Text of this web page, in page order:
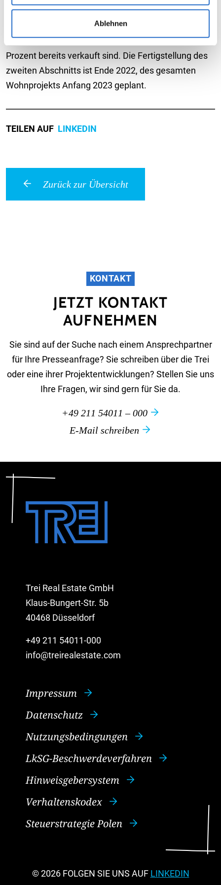
werden keine weiteren Daten zur Analyse mehr durch
sowie die Einstellungen zu den Cookies finden Sie
unterDatenschutzhinweisen.
Ablehnen
zweite Bauabschnitt, mit dem das Unternehmen nun
begonnen hat, umfasst 88 Eigentumswohnungen
zwischen 28 bis 107 Quadratmetern, von denen 30
Prozent bereits verkauft sind. Die Fertigstellung des
zweiten Abschnitts ist Ende 2022, des gesamten
Wohnprojekts Anfang 2023 geplant.
TEILEN AUF LINKEDIN
Zurück zur Übersicht
KONTAKT
JETZT KONTAKT
AUFNEHMEN
Sie sind auf der Suche nach einem Ansprechpartner
für Ihre Presseanfrage? Sie schreiben über die Trei
oder eine ihrer Projektentwicklungen? Stellen Sie uns
Ihre Fragen, wir sind gern für Sie da.
+49 211 54011 – 000
E-Mail schreiben
Trei Real Estate GmbH
Klaus-Bungert-Str. 5b
40468 Düsseldorf
+49 211 54011-000
info@treirealestate.com
Impressum
Datenschutz
Nutzungsbedingungen
LkSG-Beschwerdeverfahren
Hinweisgebersystem
Verhaltenskodex
Steuerstrategie Polen
© 2026FOLGEN SIE UNS AUF LINKEDIN